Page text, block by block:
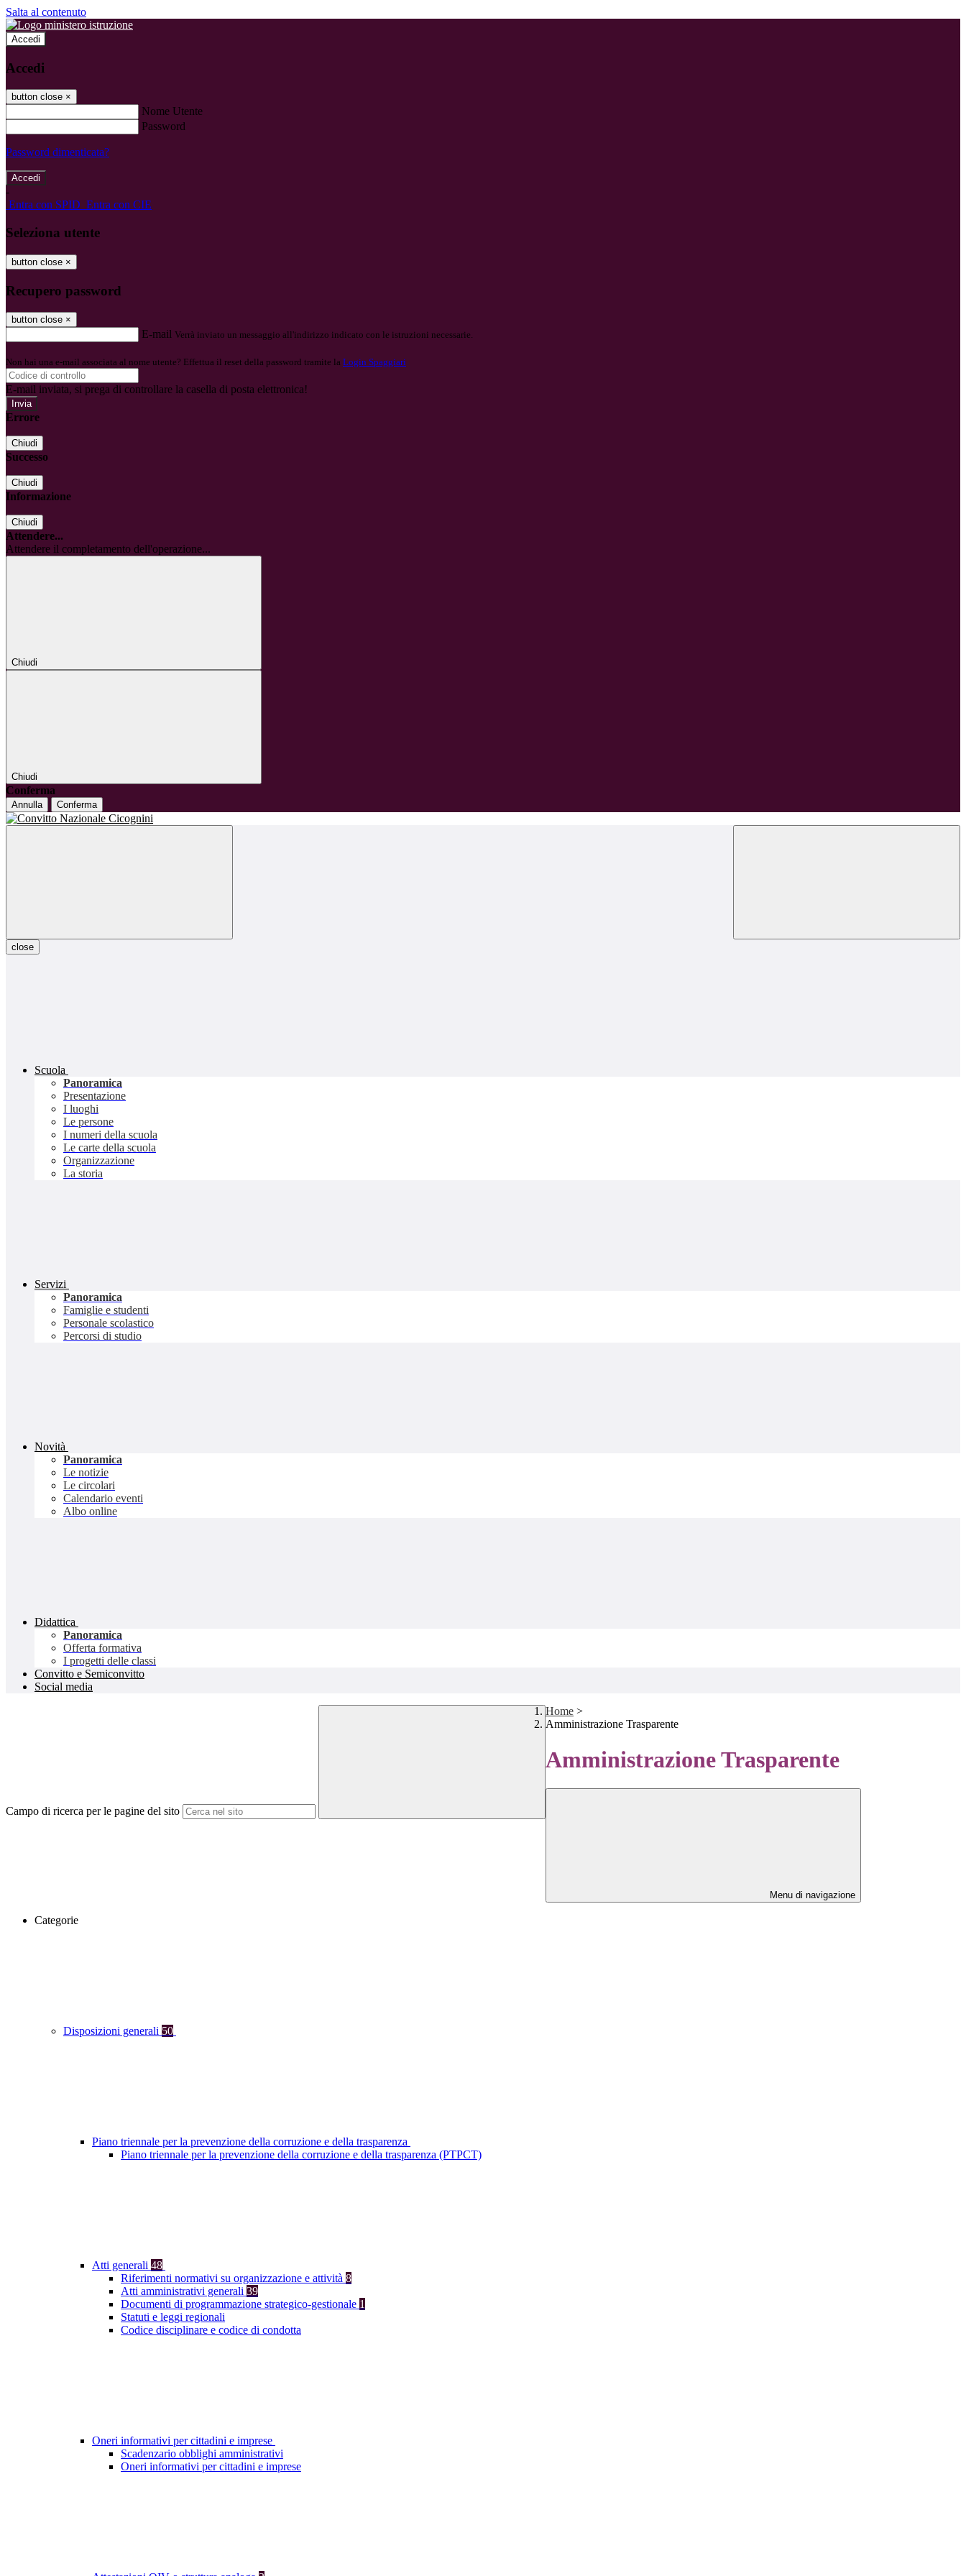
Salta al contenuto
Accedi
Accedi
button close ×
Nome Utente
Password
Password dimenticata?
-
Entra con SPID Entra con CIE
Seleziona utente
button close ×
Recupero password
button close ×
E-mail Verrà inviato un messaggio all'indirizzo indicato con le istruzioni necessarie.
Non hai una e-mail associata al nome utente? Effettua il reset della password tramite la Login Spaggiari
E-mail inviata, si prega di controllare la casella di posta elettronica!
Errore
Chiudi
Successo
Chiudi
Informazione
Chiudi
Attendere...
Attendere il completamento dell'operazione...
Chiudi
Chiudi
Conferma
Annulla Conferma
close
Scuola
Panoramica
Presentazione
I luoghi
Le persone
I numeri della scuola
Le carte della scuola
Organizzazione
La storia
Servizi
Panoramica
Famiglie e studenti
Personale scolastico
Percorsi di studio
Novità
Panoramica
Le notizie
Le circolari
Calendario eventi
Albo online
Didattica
Panoramica
Offerta formativa
I progetti delle classi
Convitto e Semiconvitto
Social media
Campo di ricerca per le pagine del sito
Home >
Amministrazione Trasparente
Amministrazione Trasparente
Menu di navigazione
Categorie
Disposizioni generali 50
Piano triennale per la prevenzione della corruzione e della trasparenza
Piano triennale per la prevenzione della corruzione e della trasparenza (PTPCT)
Atti generali 48
Riferimenti normativi su organizzazione e attività 8
Atti amministrativi generali 39
Documenti di programmazione strategico-gestionale 1
Statuti e leggi regionali
Codice disciplinare e codice di condotta
Oneri informativi per cittadini e imprese
Scadenzario obblighi amministrativi
Oneri informativi per cittadini e imprese